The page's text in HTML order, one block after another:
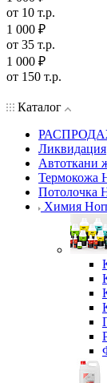
1 000 ₽
от 10 т.р.
1 000 ₽
от 35 т.р.
1 000 ₽
Ликвидация
Автоткани
Термокожа
Потолочка
Химия